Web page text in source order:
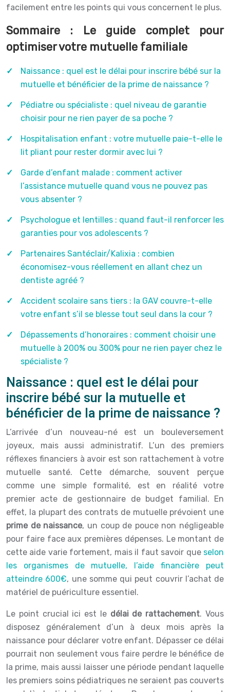
facilement entre les points qui vous concernent le plus.
Sommaire : Le guide complet pour
optimiser votre mutuelle familiale
Naissance : quel est le délai pour inscrire bébé sur la
mutuelle et bénéficier de la prime de naissance ?
Pédiatre ou spécialiste : quel niveau de garantie
choisir pour ne rien payer de sa poche ?
Hospitalisation enfant : votre mutuelle paie-t-elle le
lit pliant pour rester dormir avec lui ?
Garde d’enfant malade : comment activer
l’assistance mutuelle quand vous ne pouvez pas
vous absenter ?
Psychologue et lentilles : quand faut-il renforcer les
garanties pour vos adolescents ?
Partenaires Santéclair/Kalixia : combien
économisez-vous réellement en allant chez un
dentiste agréé ?
Accident scolaire sans tiers : la GAV couvre-t-elle
votre enfant s’il se blesse tout seul dans la cour ?
Dépassements d’honoraires : comment choisir une
mutuelle à 200% ou 300% pour ne rien payer chez le
spécialiste ?
Naissance : quel est le délai pour
inscrire bébé sur la mutuelle et
bénéficier de la prime de naissance ?
L’arrivée d’un nouveau-né est un bouleversement
joyeux, mais aussi administratif. L’un des premiers
réflexes financiers à avoir est son rattachement à votre
mutuelle santé. Cette démarche, souvent perçue
comme une simple formalité, est en réalité votre
premier acte de gestionnaire de budget familial. En
effet, la plupart des contrats de mutuelle prévoient une
prime de naissance, un coup de pouce non négligeable
pour faire face aux premières dépenses. Le montant de
cette aide varie fortement, mais il faut savoir que selon
les organismes de mutuelle, l’aide financière peut
atteindre 600€, une somme qui peut couvrir l’achat de
matériel de puériculture essentiel.
Le point crucial ici est le délai de rattachement. Vous
disposez généralement d’un à deux mois après la
naissance pour déclarer votre enfant. Dépasser ce délai
pourrait non seulement vous faire perdre le bénéfice de
la prime, mais aussi laisser une période pendant laquelle
les premiers soins pédiatriques ne seraient pas couverts